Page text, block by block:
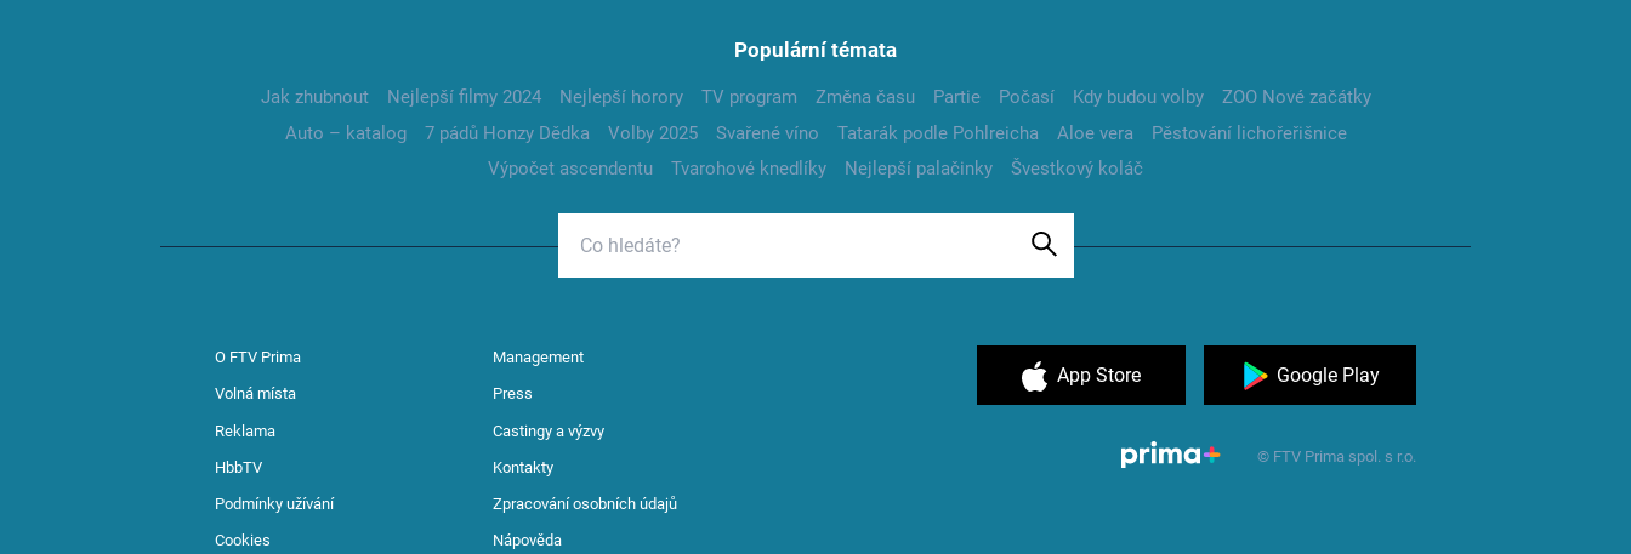
Populární témata
Jak zhubnout Nejlepší filmy 2024 Nejlepší horory TV program Změna času Partie Počasí Kdy budou volby
ZOO Nové začátky
Auto – katalog
7 pádů Honzy Dědka Volby 2025 Svařené víno Tatarák podle Pohlreicha Aloe vera
Pěstování lichořeřišnice
Výpočet ascendentu
Tvarohové knedlíky Nejlepší palačinky Švestkový koláč
O FTV Prima Management
Volná místa Press
Reklama Castingy a výzvy
HbbTV Kontakty
Podmínky užívání Zpracování osobních údajů
Cookies Nápověda
App Store Google Play
© FTV Prima spol. s r.o.